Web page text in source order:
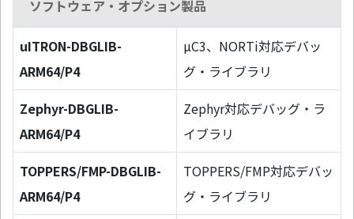
ソフトウェア・オプション製品
uITRON-DBGLIB-
ARM64/P4
µC3、NORTi対応デバッ
グ・ライブラリ
Zephyr-DBGLIB-
ARM64/P4
Zephyr対応デバッグ・ラ
イブラリ
TOPPERS/FMP-DBGLIB-
ARM64/P4
TOPPERS/FMP対応デバッ
グ・ライブラリ